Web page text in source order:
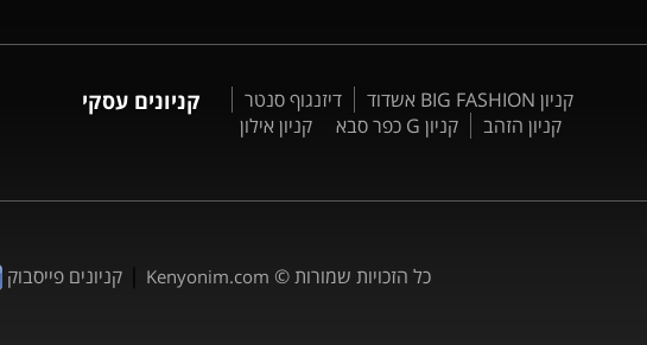
קניון BIG FASHION אשדוד
דיזנגוף סנטר
קניון הזהב
קניון G כפר סבא קניון אילון
קניונים עסקי
כל הזכויות שמורות © Kenyonim.com
|קניונים פייסבוק